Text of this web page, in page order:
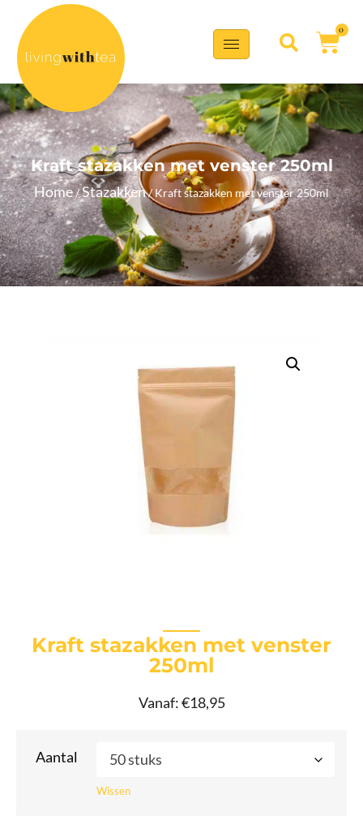
0
Kraft stazakken met venster 250ml
Home/Stazakken/ Kraft stazakken met venster 250ml
Kraft stazakken met venster
250ml
Vanaf:€18,95
Aantal
Wissen